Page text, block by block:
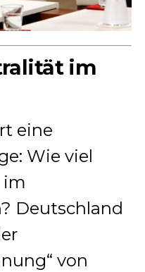
im
eine
Wie viel
im
Deutschland
von